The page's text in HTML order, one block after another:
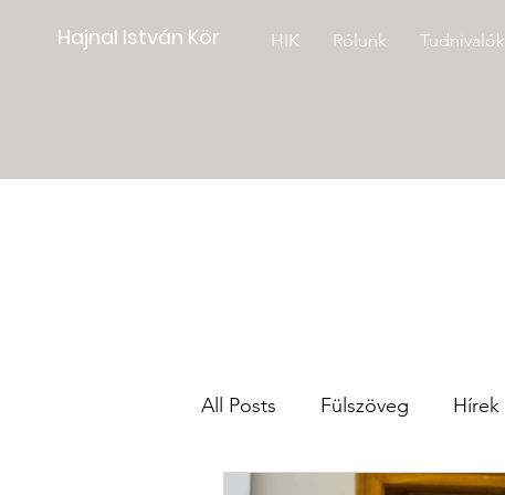
Hajnal István Kör HIK Rólunk Tudnivalók
All Posts Fülszöveg Hírek